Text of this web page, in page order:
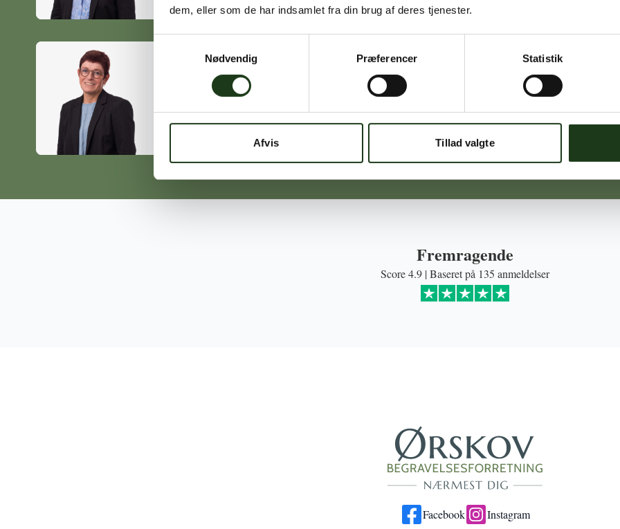
dem, eller som de har indsamlet fra din brug af deres tjenester.
Samtykkevalg
Nødvendig
Præferencer Statistik
Afvis Tillad valgte
Birgitte Poulsen
59 31 75 95
Michael Ørskov
59 45 10 14
Fremragende
Score 4.9 | Baseret på 135 anmeldelser
Facebook
Instagram